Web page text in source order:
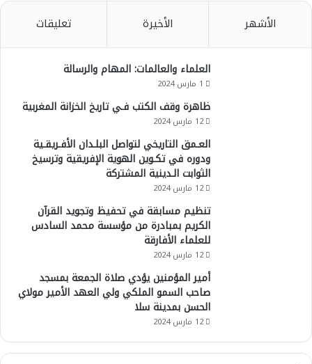
الأشهر الأخيرة تعليقات
العلماء والعالمات: المهام والرسالة
1 مارس 2024
ظاهرة وقف الكتب فـي تاريخ الخزانة المغربية
12 مارس 2024
العـمق التاريخي لتواصل البلـدان الأفـريقـية
ودوره في تكـوين الهوية الإفريقية وترسيخ
الثوابت الـدينية المشتركة
12 مارس 2024
تنظيم مسابقة في تحفيظ وتجويد القرآن
الكريم بمبادرة من مؤسسة محمد السادس
للعلماء الأفارقة
12 مارس 2024
أمير المؤمنين يؤدي صلاة الجمعة بمسجد
صاحب السمو الملكي ولي العهد الأمير مولاي
الحسن بمدينة سلا
12 مارس 2024